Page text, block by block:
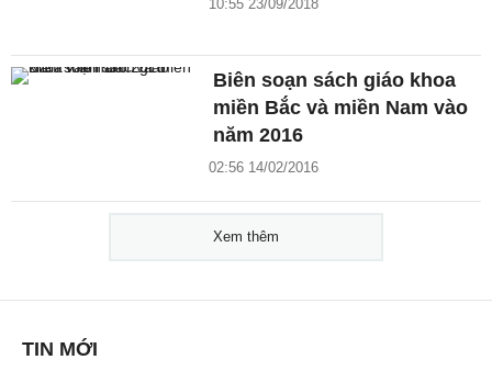
10:55 23/09/2018
Biên soạn sách giáo khoa
miền Bắc và miền Nam vào
năm 2016
02:56 14/02/2016
Xem thêm
TIN MỚI